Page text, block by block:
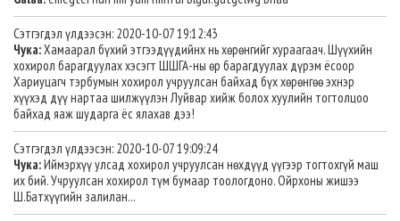
Сэтгэгдэл үлдээсэн: 2020-10-07 19:12:43
Чука:Хамаарал бүхий этгээдүүдийнх нь хөрөнгийг хураагаач. Шүүхийн
хохирол барагдуулах хэсэгт ШШГА-ны өр барагдуулах дүрэм ёсоор
Хариуцагч тэрбумын хохирол учруулсан байхад бүх хөрөнгөө эхнэр
хүүхэд дүү нартаа шилжүүлэн Луйвар хийж болох хуулийн тогтолцоо
байхад яаж шударга ёс ялахав дээ!
Сэтгэгдэл үлдээсэн: 2020-10-07 19:09:24
Чука:Иймэрхүү улсад хохирол учруулсан нөхдүүд үүгээр тогтохгүй маш
их бий. Учруулсан хохирол түм бумаар тоологдоно. Ойрхоны жишээ
Ш.Батхүүгийн залилан...